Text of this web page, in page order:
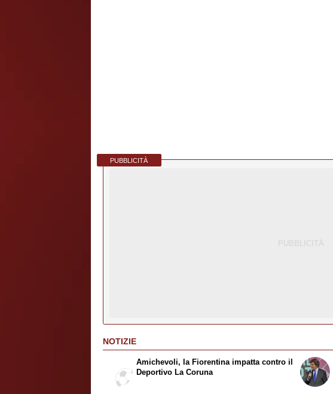
PUBBLICITÀ
NOTIZIE
Amichevoli, la Fiorentina impatta contro il
Deportivo La Coruna